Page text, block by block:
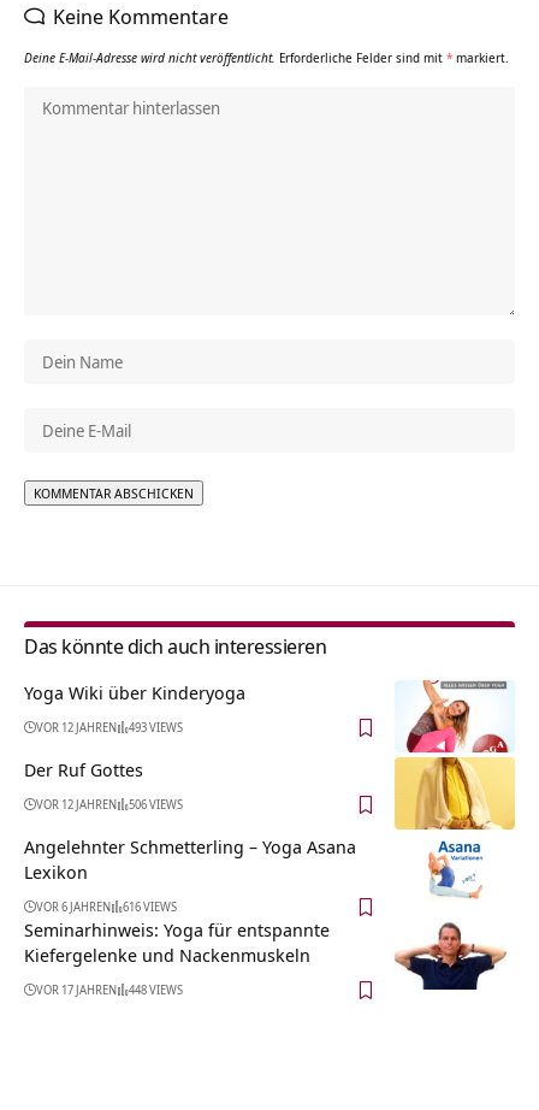
Keine Kommentare
Deine E-Mail-Adresse wird nicht veröffentlicht. Erforderliche Felder sind mit * markiert.
Das könnte dich auch interessieren
Yoga Wiki über Kinderyoga
VOR 12 JAHREN 493 VIEWS
Der Ruf Gottes
VOR 12 JAHREN 506 VIEWS
Angelehnter Schmetterling – Yoga Asana
Lexikon
VOR 6 JAHREN 616 VIEWS
Seminarhinweis: Yoga für entspannte
Kiefergelenke und Nackenmuskeln
VOR 17 JAHREN 448 VIEWS